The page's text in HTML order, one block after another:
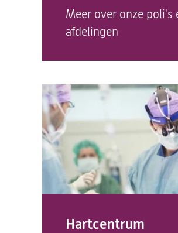
Meer over onze poli's
afdelingen
Hartcentrum